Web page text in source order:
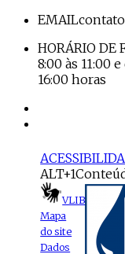
EMAIL
HORÁRIO DE
8:00 às 11:00
16:00 horas
ALT+1
VLIBRAS
Mapa
do site
Dados